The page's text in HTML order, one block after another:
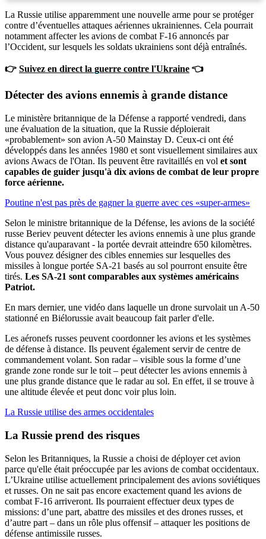
La Russie utilise apparemment une nouvelle arme pour se protéger
contre d’éventuelles attaques aériennes ukrainiennes. Cela pourrait
notamment affecter les avions de combat F-16 annoncés par
l’Occident, sur lesquels les soldats ukrainiens sont déjà entraînés.
👉 Suivez en direct la guerre contre l'Ukraine 👈
Détecter des avions ennemis à grande distance
Le ministère britannique de la Défense a rapporté vendredi, dans
une évaluation de la situation, que la Russie déploierait
«probablement» son avion A-50 Mainstay D. Ceux-ci ont été
développés dans les années 1980 et sont visuellement similaires aux
avions Awacs de l'Otan. Ils peuvent être ravitaillés en vol et sont
capables de guider jusqu'à dix avions de combat de leur propre
force aérienne.
Poutine n'est pas près de gagner la guerre avec ces «super-armes»
Selon le ministre britannique de la Défense, les avions de la société
russe Beriev peuvent détecter les avions ennemis à une plus grande
distance qu'auparavant - la portée devrait atteindre 650 kilomètres.
Vous pouvez désigner des cibles ennemies sur lesquelles des
missiles à longue portée SA-21 basés au sol pourront ensuite être
tirés. Les SA-21 sont comparables aux systèmes américains
Patriot.
En mars dernier, une vidéo dans laquelle un drone survolait un A-50
stationné en Biélorussie avait beaucoup fait parler d'elle.
Les aéronefs russes peuvent coordonner les avions et les systèmes
de défense à distance. Ils peuvent également servir de centre de
commandement volant. Son radar – visible sous la forme d’une
grande zone ronde sur le toit – peut détecter les avions ennemis à
une plus grande distance que le radar au sol. En effet, il se trouve à
une altitude élevée et peut donc voir plus loin.
La Russie utilise des armes occidentales
La Russie prend des risques
Selon les Britanniques, la Russie a choisi de déployer cet avion
parce qu'elle était préoccupée par les avions de combat occidentaux.
L’Ukraine utilise actuellement principalement des avions soviétiques
et russes. On ne sait pas encore exactement quand les avions de
combat F-16 arriveront. Ils pourraient effectuer deux types de
missions: d’une part, abattre des missiles et des drones russes, et
d’autre part – dans un rôle plus offensif – attaquer les positions de
défense antimissile russes.